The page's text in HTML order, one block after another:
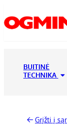
BUITINĖ
TECHNIKA
Grįžti į